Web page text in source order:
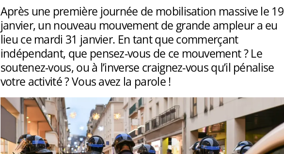
Après une première journée de mobilisation massive le 19
janvier, un nouveau mouvement de grande ampleur a eu
lieu ce mardi 31 janvier. En tant que commerçant
indépendant, que pensez-vous de ce mouvement ? Le
soutenez-vous, ou à l’inverse craignez-vous qu’il pénalise
votre activité ? Vous avez la parole !